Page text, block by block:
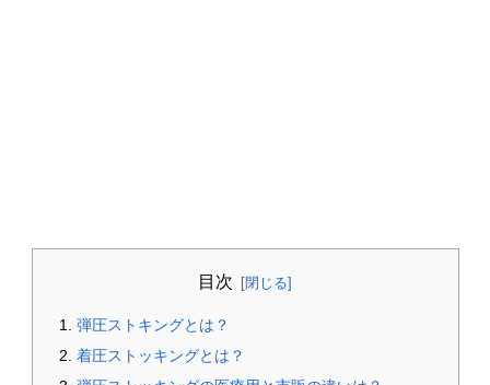
目次
弾圧ストキングとは？
着圧ストッキングとは？